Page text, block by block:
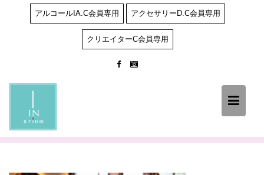
アルコールIA.C会員専用 アクセサリーD.C会員専用
クリエイターC会員専用